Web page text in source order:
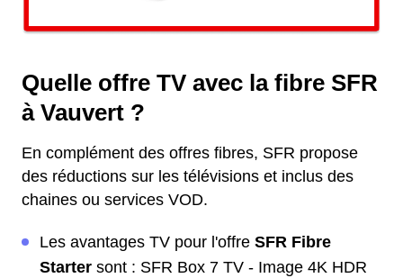
Quelle offre TV avec la fibre SFR
à Vauvert ?
En complément des offres fibres, SFR propose
des réductions sur les télévisions et inclus des
chaines ou services VOD.
Les avantages TV pour l'offre SFR Fibre
Starter sont : SFR Box 7 TV - Image 4K HDR